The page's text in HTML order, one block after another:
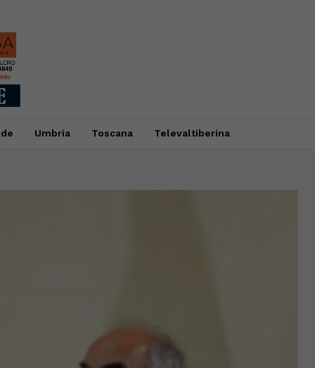
Umbria Toscana Televaltiberina